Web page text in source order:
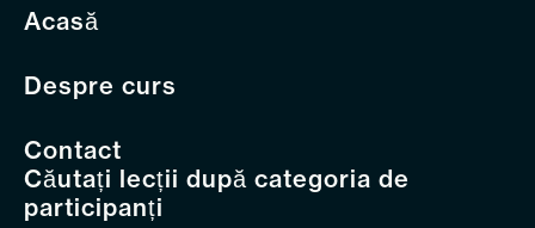
Acasă
Despre curs
Contact
Căutați lecții după categoria de
participanți